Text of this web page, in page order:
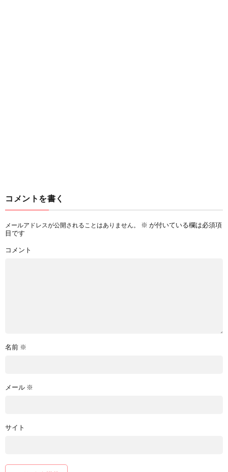
コメントを書く
メールアドレスが公開されることはありません。 ※ が付いている欄は必須項
目です
コメント
名前 ※
メール ※
サイト